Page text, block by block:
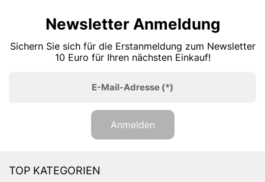
Newsletter Anmeldung
Sichern Sie sich für die Erstanmeldung zum Newsletter
10 Euro für Ihren nächsten Einkauf!
E-Mail-Adresse (*)
Anmelden
TOP KATEGORIEN